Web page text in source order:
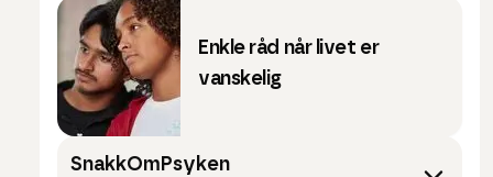
Enkle råd når livet er
vanskelig
SnakkOmPsyken